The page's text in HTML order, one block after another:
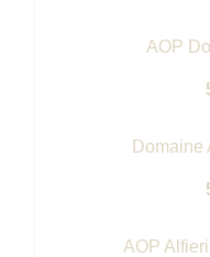
AOP
Domaine
AOP